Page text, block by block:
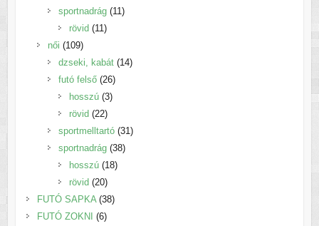
termék
sportnadrág 11 11
rövid 11 11
női 109109
termék
dzseki, kabát 1414
futó felső 2626
termék
hosszú 33
rövid 2222
termék
sportmelltartó 31 31
sportnadrág 3838
hosszú 1818
rövid 2020
termék
FUTÓ SAPKA 3838
FUTÓ ZOKNI 66